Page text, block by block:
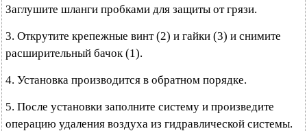
Заглушите шланги пробками для защиты от грязи.
3. Открутите крепежные винт (2) и гайки (3) и снимите
расширительный бачок (1).
4. Установка производится в обратном порядке.
5. После установки заполните систему и произведите
операцию удаления воздуха из гидравлической системы.